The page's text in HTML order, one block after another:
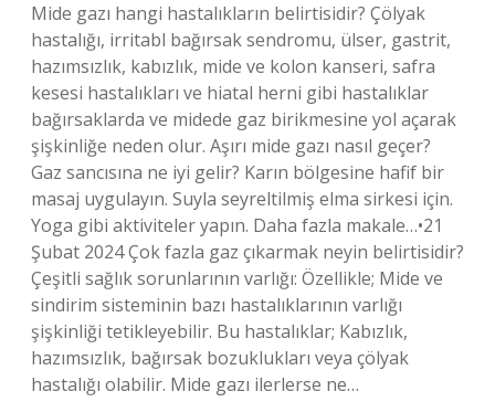
Mide gazı hangi hastalıkların belirtisidir? Çölyak
hastalığı, irritabl bağırsak sendromu, ülser, gastrit,
hazımsızlık, kabızlık, mide ve kolon kanseri, safra
kesesi hastalıkları ve hiatal herni gibi hastalıklar
bağırsaklarda ve midede gaz birikmesine yol açarak
şişkinliğe neden olur. Aşırı mide gazı nasıl geçer?
Gaz sancısına ne iyi gelir? Karın bölgesine hafif bir
masaj uygulayın. Suyla seyreltilmiş elma sirkesi için.
Yoga gibi aktiviteler yapın. Daha fazla makale…•21
Şubat 2024 Çok fazla gaz çıkarmak neyin belirtisidir?
Çeşitli sağlık sorunlarının varlığı: Özellikle; Mide ve
sindirim sisteminin bazı hastalıklarının varlığı
şişkinliği tetikleyebilir. Bu hastalıklar; Kabızlık,
hazımsızlık, bağırsak bozuklukları veya çölyak
hastalığı olabilir. Mide gazı ilerlerse ne…